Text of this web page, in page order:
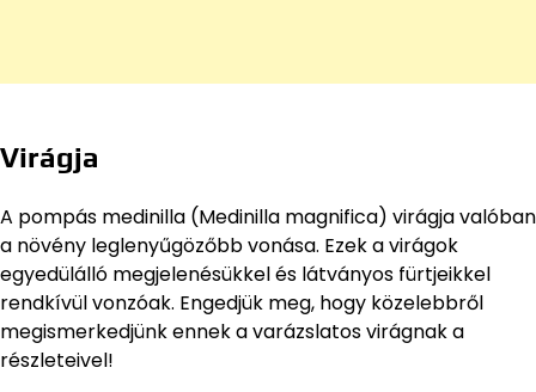
Virágja
A pompás medinilla (Medinilla magnifica) virágja valóban
a növény leglenyűgözőbb vonása. Ezek a virágok
egyedülálló megjelenésükkel és látványos fürtjeikkel
rendkívül vonzóak. Engedjük meg, hogy közelebbről
megismerkedjünk ennek a varázslatos virágnak a
részleteivel!